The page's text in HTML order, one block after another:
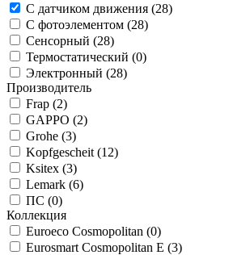
С датчиком движения (28)
С фотоэлементом (28)
Сенсорный (28)
Термостатический (0)
Электронный (28)
Производитель
Frap (2)
GAPPO (2)
Grohe (3)
Kopfgescheit (12)
Ksitex (3)
Lemark (6)
ПС (0)
Коллекция
Euroeco Cosmopolitan (0)
Eurosmart Cosmopolitan E (3)